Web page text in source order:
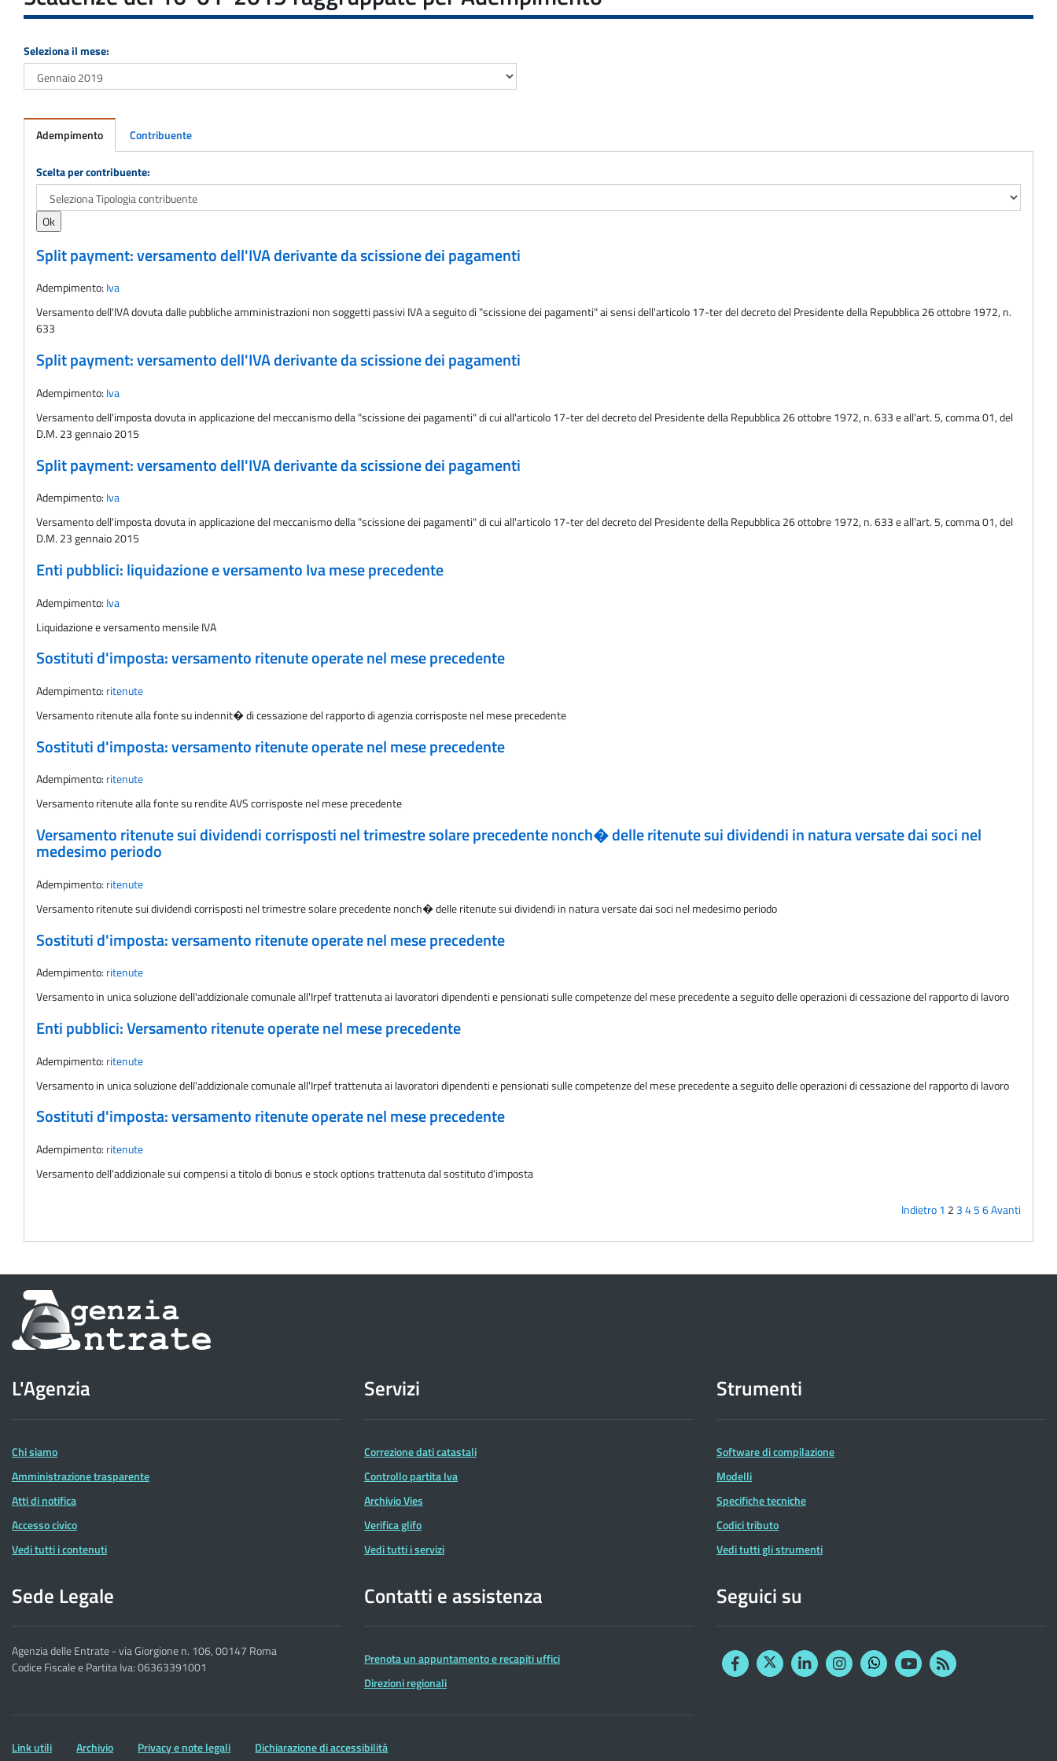
Seleziona il mese:
Adempimento Contribuente
Adempimento
Scelta per contribuente:
Split payment: versamento dell'IVA derivante da scissione dei pagamenti
Adempimento: Iva
Versamento dell'IVA dovuta dalle pubbliche amministrazioni non soggetti passivi IVA a seguito di "scissione dei pagamenti" ai sensi dell'articolo 17-ter del decreto del Presidente della Repubblica 26 ottobre 1972, n.
633
Split payment: versamento dell'IVA derivante da scissione dei pagamenti
Adempimento: Iva
Versamento dell'imposta dovuta in applicazione del meccanismo della "scissione dei pagamenti" di cui all'articolo 17-ter del decreto del Presidente della Repubblica 26 ottobre 1972, n. 633 e all'art. 5, comma 01, del
D.M. 23 gennaio 2015
Split payment: versamento dell'IVA derivante da scissione dei pagamenti
Adempimento: Iva
Versamento dell'imposta dovuta in applicazione del meccanismo della "scissione dei pagamenti" di cui all'articolo 17-ter del decreto del Presidente della Repubblica 26 ottobre 1972, n. 633 e all'art. 5, comma 01, del
D.M. 23 gennaio 2015
Enti pubblici: liquidazione e versamento Iva mese precedente
Adempimento: Iva
Liquidazione e versamento mensile IVA
Sostituti d'imposta: versamento ritenute operate nel mese precedente
Adempimento: ritenute
Versamento ritenute alla fonte su indennit� di cessazione del rapporto di agenzia corrisposte nel mese precedente
Sostituti d'imposta: versamento ritenute operate nel mese precedente
Adempimento: ritenute
Versamento ritenute alla fonte su rendite AVS corrisposte nel mese precedente
Versamento ritenute sui dividendi corrisposti nel trimestre solare precedente nonch� delle ritenute sui dividendi in natura versate dai soci nel
medesimo periodo
Adempimento: ritenute
Versamento ritenute sui dividendi corrisposti nel trimestre solare precedente nonch� delle ritenute sui dividendi in natura versate dai soci nel medesimo periodo
Sostituti d'imposta: versamento ritenute operate nel mese precedente
Adempimento: ritenute
Versamento in unica soluzione dell'addizionale comunale all'Irpef trattenuta ai lavoratori dipendenti e pensionati sulle competenze del mese precedente a seguito delle operazioni di cessazione del rapporto di lavoro
Enti pubblici: Versamento ritenute operate nel mese precedente
Adempimento: ritenute
Versamento in unica soluzione dell'addizionale comunale all'Irpef trattenuta ai lavoratori dipendenti e pensionati sulle competenze del mese precedente a seguito delle operazioni di cessazione del rapporto di lavoro
Sostituti d'imposta: versamento ritenute operate nel mese precedente
Adempimento: ritenute
Versamento dell'addizionale sui compensi a titolo di bonus e stock options trattenuta dal sostituto d'imposta
Indietro1 2 3456Avanti
Informazioni
sul
dell'Agenzia
delle
Entrate
L'Agenzia
Chi siamo
Amministrazione trasparente
Atti di notifica
Accesso civico
Vedi tutti i contenuti
Servizi
Correzione dati catastali
Controllo partita Iva
Archivio Vies
Verifica glifo
Vedi tutti i servizi
Strumenti
Software di compilazione
Modelli
Specifiche tecniche
Codici tributo
Vedi tutti gli strumenti
Sede Legale
Agenzia delle Entrate - via Giorgione n. 106, 00147 Roma
Codice Fiscale e Partita Iva: 06363391001
Contatti e assistenza
Prenota un appuntamento e recapiti uffici
Direzioni regionali
Seguici su
FacebookTwitterLinkedinInstagram
YouTubeRSS
Altre
Link utili Archivio Privacy e note legali Dichiarazione di accessibilità